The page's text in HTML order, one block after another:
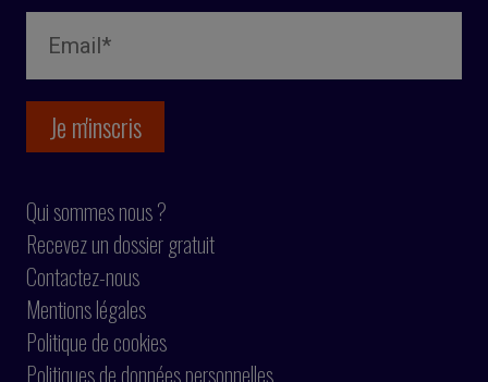
Qui sommes nous ?
Recevez un dossier gratuit
Contactez-nous
Mentions légales
Politique de cookies
Politiques de données personnelles